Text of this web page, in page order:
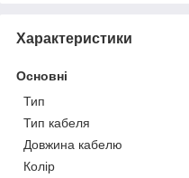
Характеристики
Основні
Тип
Тип кабеля
Довжина кабелю
Колір